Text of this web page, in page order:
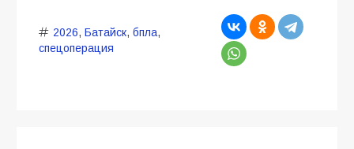
2026, Батайск, бпла,
спецоперация